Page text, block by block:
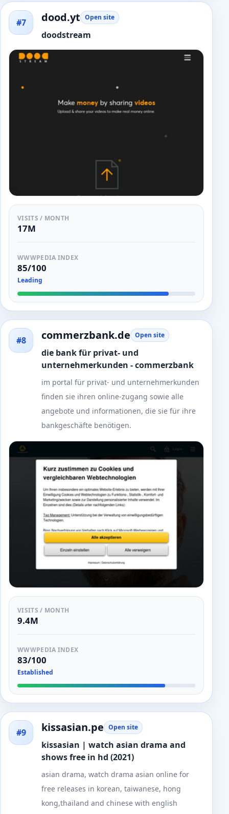
#7 dood.yt Open site
doodstream
VISITS / MONTH
17M
WWWPEDIA INDEX
85/100
Leading
#8 commerzbank.de Open site
die bank für privat- und
unternehmerkunden - commerzbank
im portal für privat- und unternehmerkunden
finden sie ihren online-zugang sowie alle
angebote und informationen, die sie für ihre
bankgeschäfte benötigen.
VISITS / MONTH
9.4M
WWWPEDIA INDEX
83/100
Established
#9 kissasian.pe Open site
kissasian | watch asian drama and
shows free in hd (2021)
asian drama, watch drama asian online for
free releases in korean, taiwanese, hong
kong,thailand and chinese with english